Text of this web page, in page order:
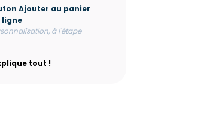
Ajouter au panier
ligne
à l'étape
tout !